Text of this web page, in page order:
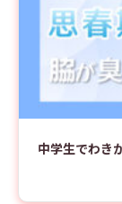
中学生でわき